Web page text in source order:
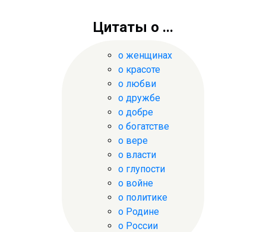
Цитаты о ...
о женщинах
о красоте
о любви
о дружбе
о добре
о богатстве
о вере
о власти
о глупости
о войне
о политике
о Родине
о России